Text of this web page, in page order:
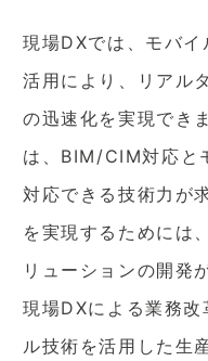
現場DXでは、モバイ
活用により、リアル
の迅速化を実現でき
は、BIM/CIM対応と
対応できる技術力が
を実現するためには
リューションの開発
現場DXによる業務改
ル技術を活用した生